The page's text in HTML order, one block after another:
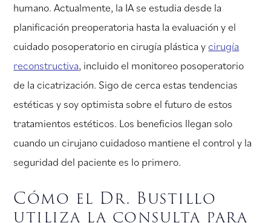
humano. Actualmente, la IA se estudia desde la
planificación preoperatoria hasta la evaluación y el
cuidado posoperatorio en cirugía plástica y cirugía
reconstructiva, incluido el monitoreo posoperatorio
de la cicatrización. Sigo de cerca estas tendencias
estéticas y soy optimista sobre el futuro de estos
tratamientos estéticos. Los beneficios llegan solo
cuando un cirujano cuidadoso mantiene el control y la
seguridad del paciente es lo primero.
Cómo el Dr. Bustillo
utiliza la consulta para